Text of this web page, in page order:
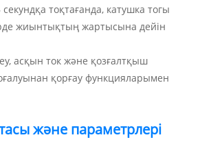
тоқтағанда, катушка тогы
жиынтықтың жартысына дейін
асқын ток және қозғалтқыш
қорғау функцияларымен
және параметрлері